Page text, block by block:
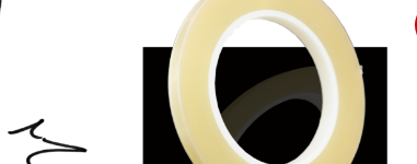
zur
Wunschliste
hinzufügen